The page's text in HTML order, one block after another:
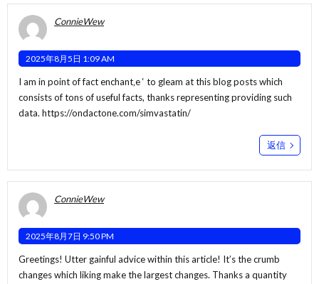
ConnieWew
2025年8月5日 1:09 AM
I am in point of fact enchant‚e ‘ to gleam at this blog posts which
consists of tons of useful facts, thanks representing providing such
data. https://ondactone.com/simvastatin/
返信
ConnieWew
2025年8月7日 9:50 PM
Greetings! Utter gainful advice within this article! It’s the crumb
changes which liking make the largest changes. Thanks a quantity